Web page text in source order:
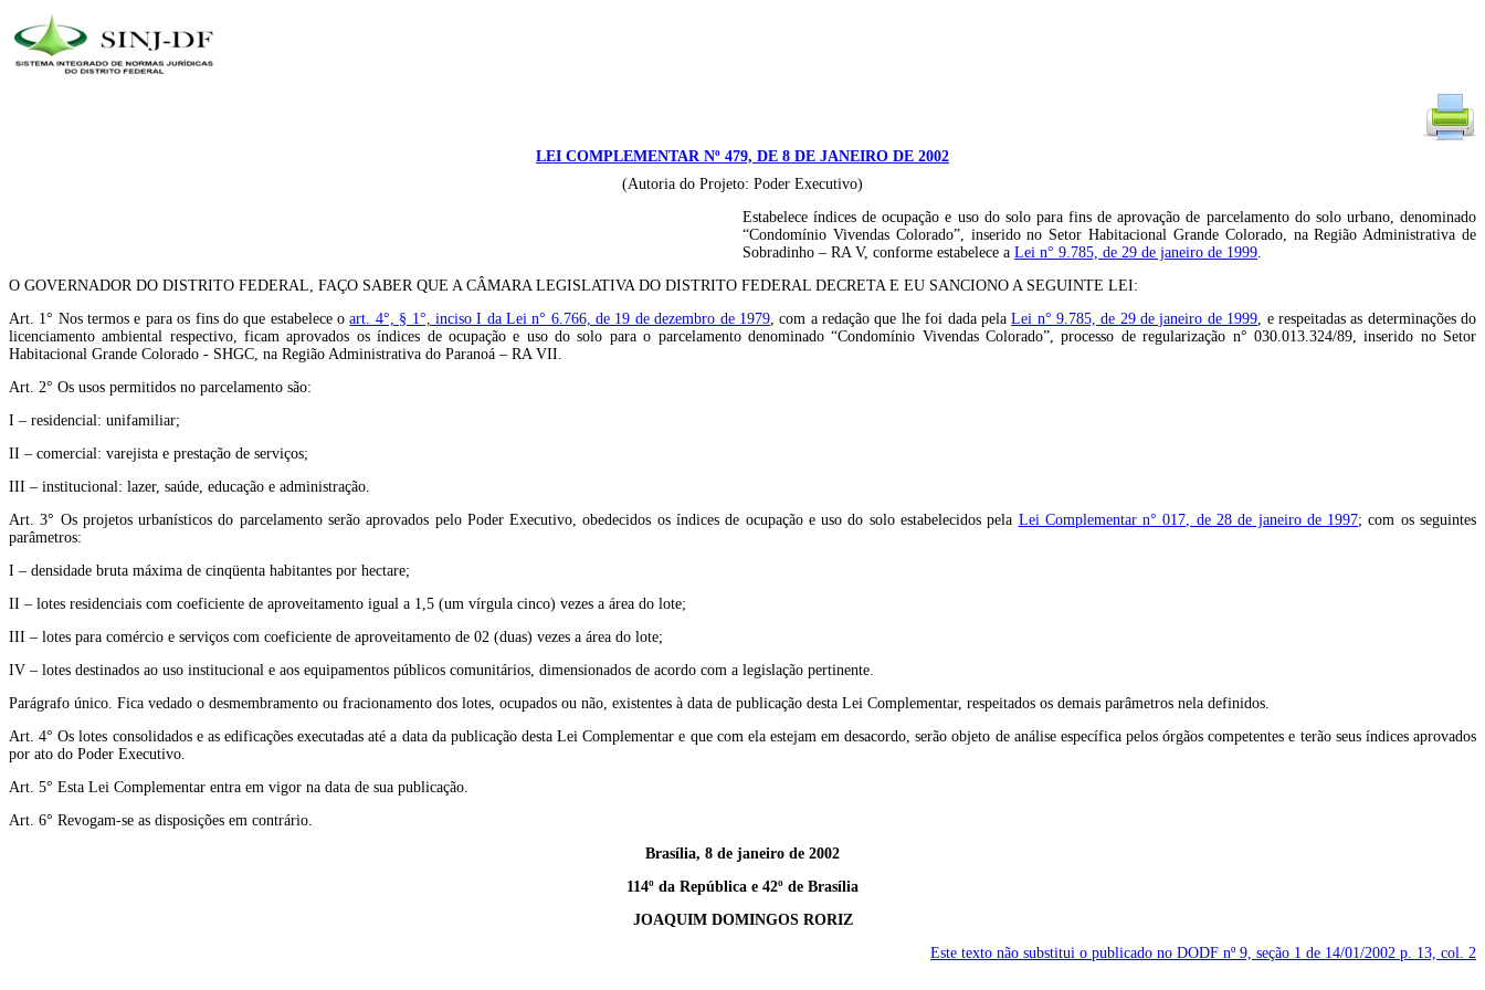
LEI COMPLEMENTAR Nº 479, DE 8 DE JANEIRO DE 2002
(Autoria do Projeto: Poder Executivo)
Estabelece índices de ocupação e uso do solo para fins de aprovação de parcelamento do solo urbano, denominado
“Condomínio Vivendas Colorado”, inserido no Setor Habitacional Grande Colorado, na Região Administrativa de
Sobradinho – RA V, conforme estabelece a Lei n° 9.785, de 29 de janeiro de 1999.
O GOVERNADOR DO DISTRITO FEDERAL, FAÇO SABER QUE A CÂMARA LEGISLATIVA DO DISTRITO FEDERAL DECRETA E EU SANCIONO A SEGUINTE LEI:
Art. 1° Nos termos e para os fins do que estabelece oart. 4°, § 1°, inciso I da Lei n° 6.766, de 19 de dezembro de 1979, com a redação que lhe foi dada pelaLei n° 9.785, de 29 de janeiro de 1999, e respeitadas as determinações do
licenciamento ambiental respectivo, ficam aprovados os índices de ocupação e uso do solo para o parcelamento denominado “Condomínio Vivendas Colorado”, processo de regularização n° 030.013.324/89, inserido no Setor
Habitacional Grande Colorado - SHGC, na Região Administrativa do Paranoá – RA VII.
Art. 2° Os usos permitidos no parcelamento são:
I – residencial: unifamiliar;
II – comercial: varejista e prestação de serviços;
III – institucional: lazer, saúde, educação e administração.
Art. 3° Os projetos urbanísticos do parcelamento serão aprovados pelo Poder Executivo, obedecidos os índices de ocupação e uso do solo estabelecidos pela Lei Complementar n° 017, de 28 de janeiro de 1997; com os seguintes
parâmetros:
I – densidade bruta máxima de cinqüenta habitantes por hectare;
II – lotes residenciais com coeficiente de aproveitamento igual a 1,5 (um vírgula cinco) vezes a área do lote;
III – lotes para comércio e serviços com coeficiente de aproveitamento de 02 (duas) vezes a área do lote;
IV – lotes destinados ao uso institucional e aos equipamentos públicos comunitários, dimensionados de acordo com a legislação pertinente.
Parágrafo único. Fica vedado o desmembramento ou fracionamento dos lotes, ocupados ou não, existentes à data de publicação desta Lei Complementar, respeitados os demais parâmetros nela definidos.
Art. 4° Os lotes consolidados e as edificações executadas até a data da publicação desta Lei Complementar e que com ela estejam em desacordo, serão objeto de análise específica pelos órgãos competentes e terão seus índices aprovados
por ato do Poder Executivo.
Art. 5° Esta Lei Complementar entra em vigor na data de sua publicação.
Art. 6° Revogam-se as disposições em contrário.
Brasília, 8 de janeiro de 2002
114º da República e 42º de Brasília
JOAQUIM DOMINGOS RORIZ
Este texto não substitui o publicado no DODF nº 9, seção 1 de 14/01/2002 p. 13, col. 2